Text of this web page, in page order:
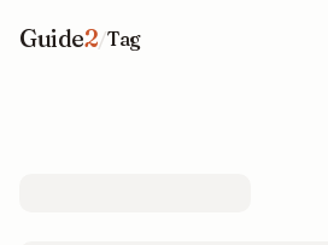
Guide2/Tag